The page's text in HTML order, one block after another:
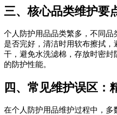
三、核心品类维护要
个人防护用品品类繁多，不同
是否完好，清洁时用软布擦拭
干，避免水洗滤棉，存放时密
的防护性能。
四、常见维护误区：
在个人防护用品维护过程中，